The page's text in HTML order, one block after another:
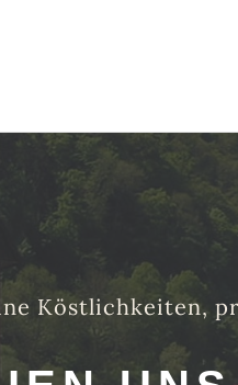
Köstlichkeiten,